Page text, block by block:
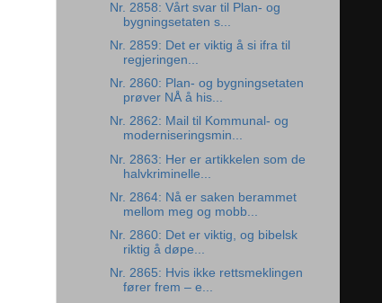
Nr. 2858: Vårt svar til Plan- og
bygningsetaten s...
Nr. 2859: Det er viktig å si ifra til
regjeringen...
Nr. 2860: Plan- og bygningsetaten
prøver NÅ å his...
Nr. 2862: Mail til Kommunal- og
moderniseringsmin...
Nr. 2863: Her er artikkelen som de
halvkriminelle...
Nr. 2864: Nå er saken berammet
mellom meg og mobb...
Nr. 2860: Det er viktig, og bibelsk
riktig å døpe...
Nr. 2865: Hvis ikke rettsmeklingen
fører frem – e...